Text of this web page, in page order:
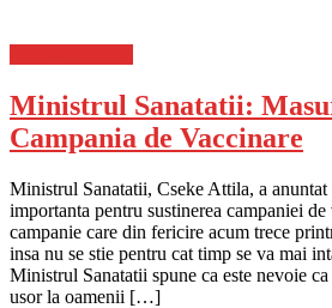
Ministrul Sanatatii:
Campania de Vaccinare
Ministrul Sanatatii, Cseke Attila, a anuntat
importanta pentru sustinerea campaniei
campanie care din fericire acum trece
insa nu se stie pentru cat timp se va mai
Ministrul Sanatatii spune ca este nevoie
usor la oamenii […]